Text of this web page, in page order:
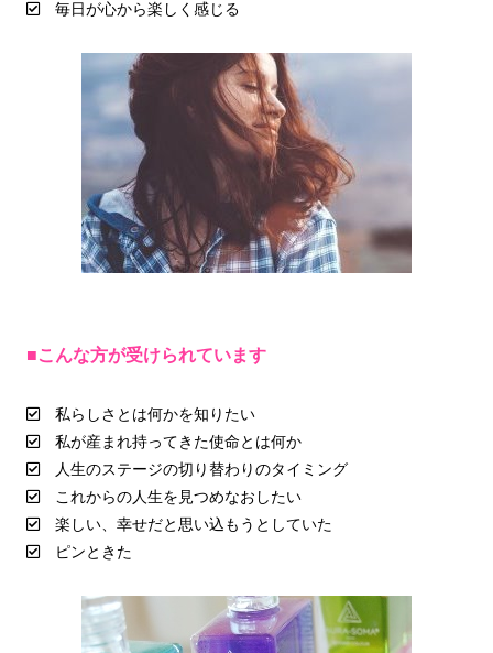
毎日が心から楽しく感じる
■こんな方が受けられています
私らしさとは何かを知りたい
私が産まれ持ってきた使命とは何か
人生のステージの切り替わりのタイミング
これからの人生を見つめなおしたい
楽しい、幸せだと思い込もうとしていた
ピンときた